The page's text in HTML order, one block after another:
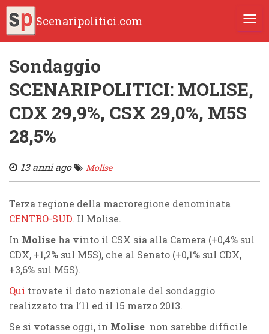
Scenaripolitici.com
Sondaggio
SCENARIPOLITICI: MOLISE,
CDX 29,9%, CSX 29,0%, M5S
28,5%
13 anni ago Molise
Terza regione della macroregione denominata
CENTRO-SUD. Il Molise.
In Molise ha vinto il CSX sia alla Camera (+0,4% sul
CDX, +1,2% sul M5S), che al Senato (+0,1% sul CDX,
+3,6% sul M5S).
Qui trovate il dato nazionale del sondaggio
realizzato tra l’11 ed il 15 marzo 2013.
Se si votasse oggi, in Molise non sarebbe difficile